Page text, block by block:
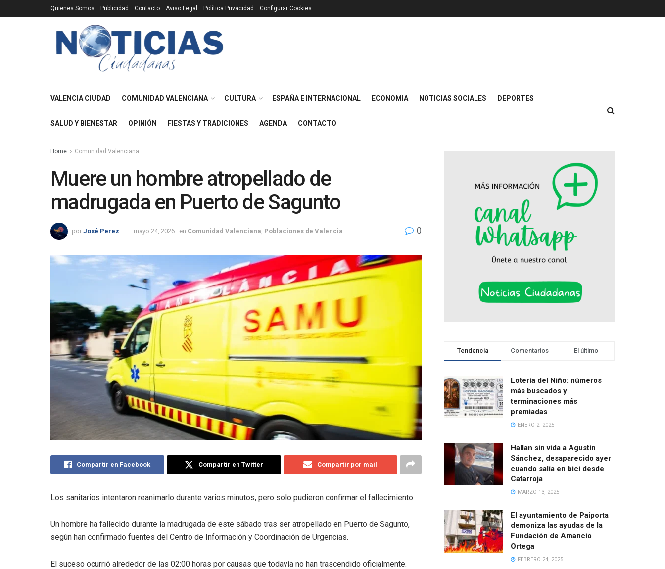
Quienes Somos Publicidad Contacto Aviso Legal Política Privacidad Configurar Cookies
VALENCIA CIUDAD COMUNIDAD VALENCIANA CULTURA ESPAÑA E INTERNACIONAL ECONOMÍA NOTICIAS SOCIALES DEPORTES
SALUD Y BIENESTAR OPINIÓN FIESTAS Y TRADICIONES AGENDA CONTACTO
Home Comunidad Valenciana
Muere un hombre atropellado de
madrugada en Puerto de Sagunto
por José Perez mayo 24, 2026 en Comunidad Valenciana Poblaciones de Valencia 0
Compartir en Facebook Compartir en Twitter Compartir por mail
Los sanitarios intentaron reanimarlo durante varios minutos, pero solo pudieron confirmar el fallecimiento
Un hombre ha fallecido durante la madrugada de este sábado tras ser atropellado en Puerto de Sagunto,
según han confirmado fuentes del Centro de Información y Coordinación de Urgencias.
El suceso ocurrió alrededor de las 02:00 horas por causas que todavía no han trascendido oficialmente.
Tendencia Comentarios El último
Lotería del Niño: números
más buscados y
terminaciones más
premiadas
ENERO 2, 2025
Hallan sin vida a Agustín
Sánchez, desaparecido ayer
cuando salía en bici desde
Catarroja
MARZO 13, 2025
El ayuntamiento de Paiporta
demoniza las ayudas de la
Fundación de Amancio
Ortega
FEBRERO 24, 2025